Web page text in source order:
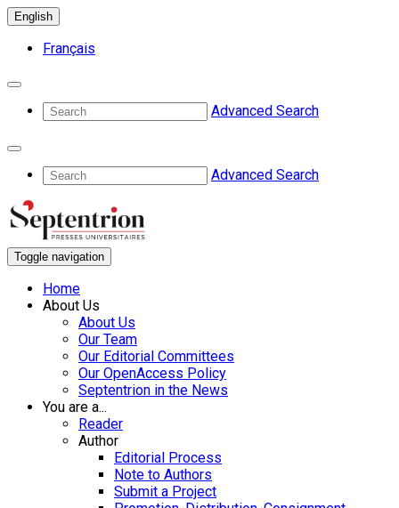
English
Français
Advanced Search
Advanced Search
Toggle navigation
Home
About Us
About Us
Our Team
Our Editorial Committees
Our OpenAccess Policy
Septentrion in the News
You are a...
Reader
Author
Editorial Process
Note to Authors
Submit a Project